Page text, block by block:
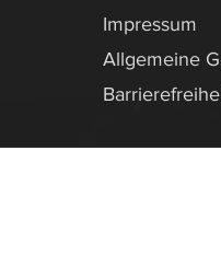
Impressum
Allgemeine